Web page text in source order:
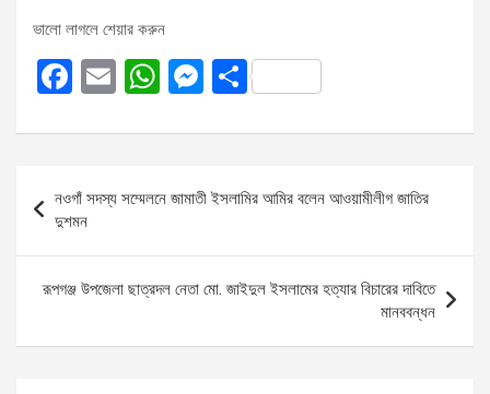
ভালো লাগলে শেয়ার করুন
F
ce
b
o
o
k
E
ail
W
at
A
p
p
M
se
n
g
er
S
ar
e
navigation
নওগাঁ সদস্য সম্মেলনে জামাতী ইসলামির আমির বলেন আওয়ামীলীগ জাতির
দুশমন
রূপগঞ্জ উপজেলা ছাত্রদল নেতা মো. জাইদুল ইসলামের হত্যার বিচারের দাবিতে
মানববন্ধন